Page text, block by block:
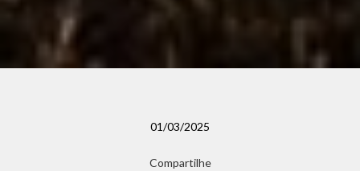
01/03/2025
Compartilhe